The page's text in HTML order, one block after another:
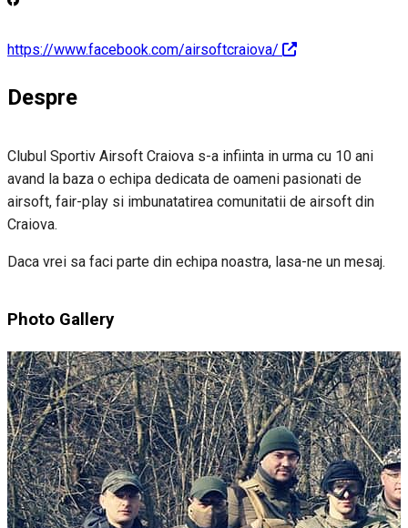
https://www.facebook.com/airsoftcraiova/
Despre
Clubul Sportiv Airsoft Craiova s-a infiinta in urma cu 10 ani
avand la baza o echipa dedicata de oameni pasionati de
airsoft, fair-play si imbunatatirea comunitatii de airsoft din
Craiova.
Daca vrei sa faci parte din echipa noastra, lasa-ne un mesaj.
Photo Gallery